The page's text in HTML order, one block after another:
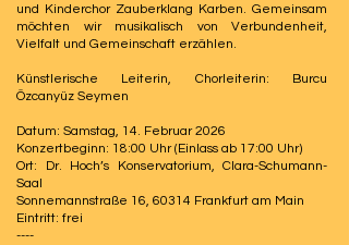
und Kinderchor Zauberklang Karben. Gemeinsam
möchten wir musikalisch von Verbundenheit,
Vielfalt und Gemeinschaft erzählen.
Künstlerische Leiterin, Chorleiterin: Burcu
Özcanyüz Seymen
Datum: Samstag, 14. Februar 2026
Konzertbeginn: 18:00 Uhr (Einlass ab 17:00 Uhr)
Ort: Dr. Hoch’s Konservatorium, Clara-Schumann-
Saal
Sonnemannstraße 16, 60314 Frankfurt am Main
Eintritt: frei
----